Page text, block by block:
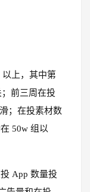
上，其中第
前三周在投
；在投素材数
50w 组以
App 数量投